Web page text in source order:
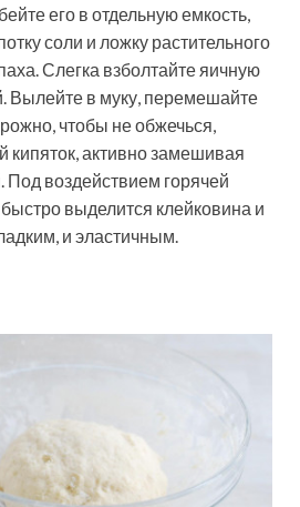
его в отдельную емкость,
соли и ложку растительного
Слегка взболтайте яичную
Вылейте в муку, перемешайте
чтобы не обжечься,
кипяток, активно замешивая
Под воздействием горячей
выделится клейковина и
и эластичным.